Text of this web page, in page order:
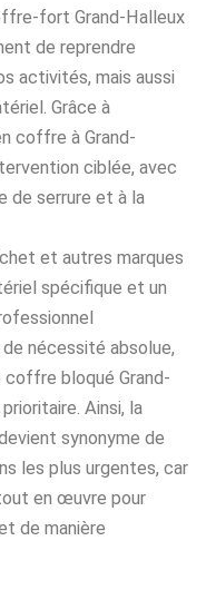
fort Grand-Halleux
de reprendre
activités, mais aussi
Grâce à
coffre à Grand-
ciblée, avec
de serrure et à la
et autres marques
spécifique et un
nécessité absolue,
coffre bloqué Grand-
Ainsi, la
synonyme de
les plus urgentes, car
en œuvre pour
de manière